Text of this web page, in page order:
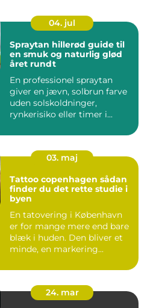
04. jul
Spraytan hillerød guide til
en smuk og naturlig glød
året rundt
En professionel spraytan
giver en jævn, solbrun farve
uden solskoldninger,
rynkerisiko eller timer i...
03. maj
Tattoo copenhagen sådan
finder du det rette studie i
byen
En tatovering i København
er for mange mere end bare
blæk i huden. Den bliver et
minde, en markering...
24. mar